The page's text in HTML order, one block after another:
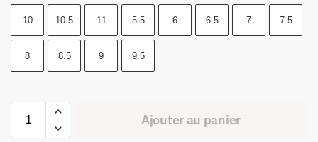
10 10.5 11 5.5 6 6.5 7 7.5
8 8.5 9 9.5
Ajouter au panier